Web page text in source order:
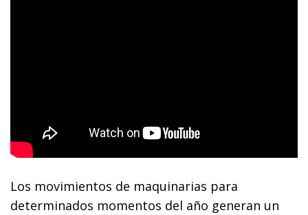
Los movimientos de maquinarias para
determinados momentos del año generan un